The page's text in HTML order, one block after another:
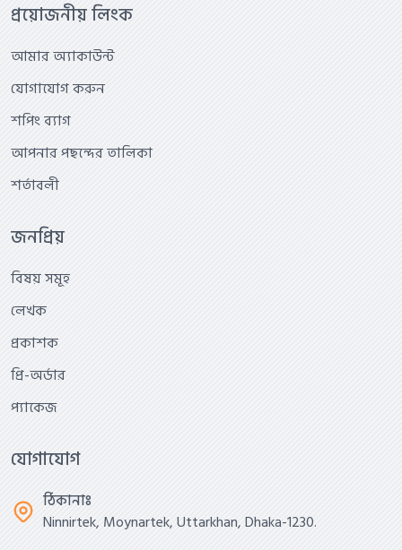
প্রয়োজনীয় লিংক
আমার অ্যাকাউন্ট
যোগাযোগ করুন
শপিং ব্যাগ
আপনার পছন্দের তালিকা
শর্তাবলী
জনপ্রিয়
বিষয় সমূহ
লেখক
প্রকাশক
প্রি-অর্ডার
প্যাকেজ
যোগাযোগ
ঠিকানাঃ
Ninnirtek, Moynartek, Uttarkhan, Dhaka-1230.